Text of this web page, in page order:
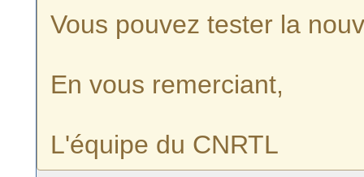
Vous pouvez tester la
En vous remerciant,
L'équipe du CNRTL